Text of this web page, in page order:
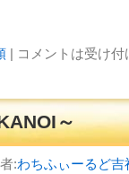
| コメントは受け
～
:わちふぃーるど